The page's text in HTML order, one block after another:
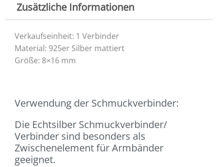
Zusätzliche Informationen
Verkaufseinheit: 1 Verbinder
Material: 925er Silber mattiert
Größe: 8×16 mm
Verwendung der Schmuckverbinder:
Die Echtsilber Schmuckverbinder/
Verbinder sind besonders als
Zwischenelement für Armbänder
geeignet.